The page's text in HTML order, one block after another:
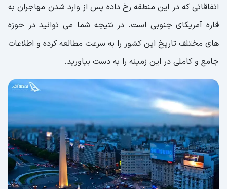
اتفاقاتی که در این منطقه رخ داده پس از وارد شدن مهاجران به
قاره آمریکای جنوبی است. در نتیجه شما می توانید در حوزه
های مختلف تاریخ این کشور را به سرعت مطالعه کرده و اطلاعات
جامع و کاملی در این زمینه را به دست بیاورید.